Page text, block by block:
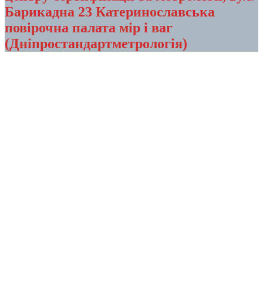
Барикадна 23 Катеринославська
повірочна палата мір і ваг
(Дніпростандартметрологія)